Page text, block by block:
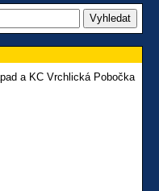
a KC Vrchlická Pobočka